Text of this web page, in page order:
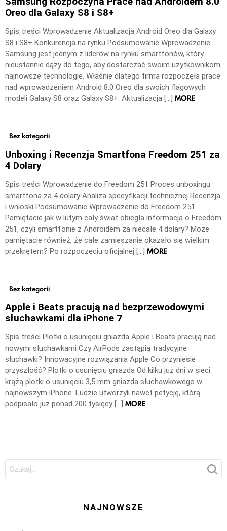
Oreo dla Galaxy S8 i S8+
Spis treści Wprowadzenie Aktualizacja Android Oreo dla Galaxy
S8 i S8+ Konkurencja na rynku Podsumowanie Wprowadzenie
Samsung jest jednym z liderów na rynku smartfonów, który
nieustannie dąży do tego, aby dostarczać swoim użytkownikom
najnowsze technologie. Właśnie dlatego firma rozpoczęła prace
nad wprowadzeniem Android 8.0 Oreo dla swoich flagowych
modeli Galaxy S8 oraz Galaxy S8+. Aktualizacja […] MORE
Bez kategorii
Unboxing i Recenzja Smartfona Freedom 251 za
4 Dolary
Spis treści Wprowadzenie do Freedom 251 Proces unboxingu
smartfona za 4 dolary Analiza specyfikacji technicznej Recenzja
i wnioski Podsumowanie Wprowadzenie do Freedom 251
Pamiętacie jak w lutym cały świat obiegła informacja o Freedom
251, czyli smartfonie z Androidem za niecałe 4 dolary? Może
pamiętacie również, że całe zamieszanie okazało się wielkim
przekrętem? Po rozpoczęciu oficjalnej […] MORE
Bez kategorii
Apple i Beats pracują nad bezprzewodowymi
słuchawkami dla iPhone 7
Spis treści Plotki o usunięciu gniazda Apple i Beats pracują nad
nowymi słuchawkami Czy AirPods zastąpią tradycyjne
słuchawki? Innowacyjne rozwiązania Apple Co przyniesie
przyszłość? Plotki o usunięciu gniazda Od kilku już dni w sieci
krążą plotki o usunięciu 3,5 mm gniazda słuchawkowego w
najnowszym iPhone. Ludzie utworzyli nawet petycję, którą
podpisało już ponad 200 tysięcy […] MORE
Szukaj:
NAJNOWSZE